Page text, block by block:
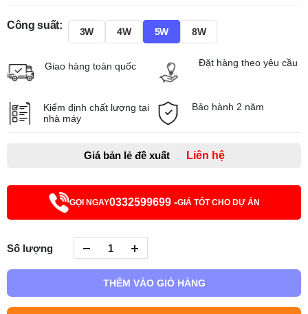
Công suất:
3W 4W 5W 8W
Giao hàng toàn quốc Đặt hàng theo yêu cầu
Kiểm định chất lượng tại
nhà máy
Bảo hành 2 năm
Giá bản lẻ đề xuất Liên hệ
GỌI NGAY0332599699 -GIÁ TỐT CHO DỰ ÁN
Số lượng
THÊM VÀO GIỎ HÀNG